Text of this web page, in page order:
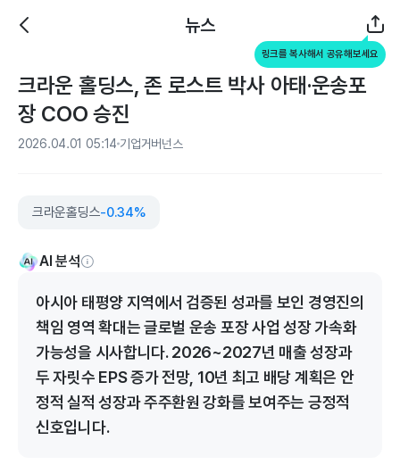
뉴스
링크를 복사해서 공유해보세요
크라운 홀딩스, 존 로스트 박사 아태·운송포
장 COO 승진
2026.04.01 05:14 기업거버넌스
크라운홀딩스-0.34%
AI 분석
아시아 태평양 지역에서 검증된 성과를 보인 경영진의
책임 영역 확대는 글로벌 운송 포장 사업 성장 가속화
가능성을 시사합니다. 2026~2027년 매출 성장과
두 자릿수 EPS 증가 전망, 10년 최고 배당 계획은 안
정적 실적 성장과 주주환원 강화를 보여주는 긍정적
신호입니다.